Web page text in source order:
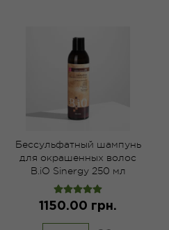
Бессульфатный шампунь
для окрашенных волос
B.iO Sinergy 250 мл
1150.00 грн.